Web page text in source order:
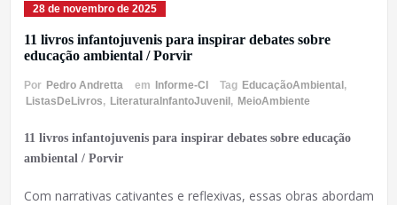
28 de novembro de 2025
11 livros infantojuvenis para inspirar debates sobre
educação ambiental / Porvir
Por Pedro Andretta em Informe-CI Tag EducaçãoAmbiental ,
ListasDeLivros, LiteraturaInfantoJuvenil , MeioAmbiente
11 livros infantojuvenis para inspirar debates sobre educação
ambiental / Porvir
Com narrativas cativantes e reflexivas, essas obras abordam